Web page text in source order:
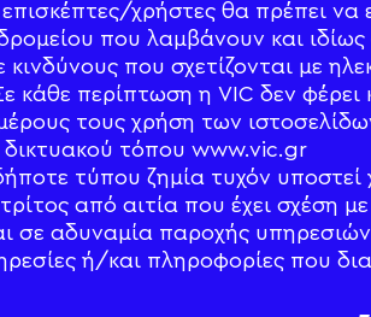
χρήστες θα πρέπει να
που λαμβάνουν και
που σχετίζονται με
κάθε περίπτωση η VIC δεν φέρει
τους χρήση των
τόπου www.vic.gr
τύπου ζημία τυχόν
από αιτία που έχει σχέση
σε αδυναμία παροχής
ή/και πληροφορίες που